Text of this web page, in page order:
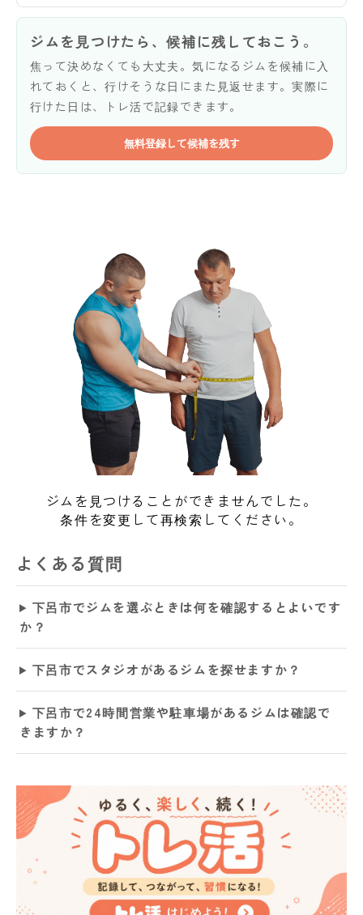
ジムを見つけたら、候補に残しておこう。
焦って決めなくても大丈夫。気になるジムを候補に入
れておくと、行けそうな日にまた見返せます。実際に
行けた日は、トレ活で記録できます。
無料登録して候補を残す
ジムを見つけることができませんでした。
条件を変更して再検索してください。
よくある質問
下呂市でジムを選ぶときは何を確認するとよいです
か？
下呂市でスタジオがあるジムを探せますか？
下呂市で24時間営業や駐車場があるジムは確認で
きますか？